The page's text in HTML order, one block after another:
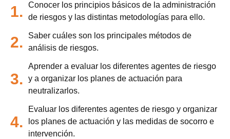
1.
Conocer los principios básicos de la administración
de riesgos y las distintas metodologías para ello.
2.
Saber cuáles son los principales métodos de
análisis de riesgos.
3.
Aprender a evaluar los diferentes agentes de riesgo
y a organizar los planes de actuación para
neutralizarlos.
4.
Evaluar los diferentes agentes de riesgo y organizar
los planes de actuación y las medidas de socorro e
intervención.